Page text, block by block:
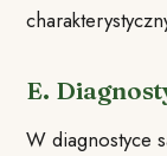
E.
W diagnostyce